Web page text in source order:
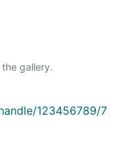
gallery.
123456789/7